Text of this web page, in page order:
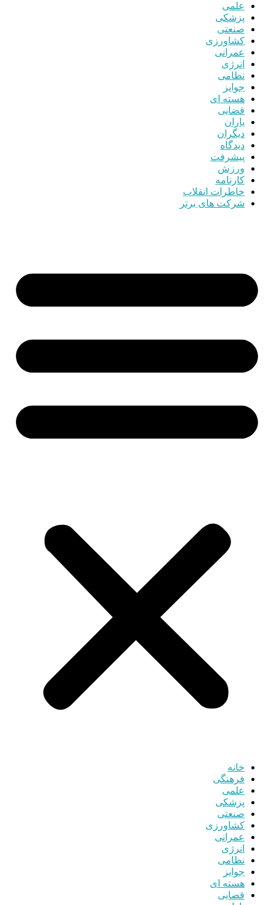
علمی
پزشکی
صنعتی
کشاورزی
عمرانی
انرژی
نظامی
جوایز
هسته ای
قضایی
یاران
دیگران
دیدگاه
پیشرفت
ورزش
کارنامه
خاطرات انقلاب
شرکت های برتر
خانه
فرهنگی
علمی
پزشکی
صنعتی
کشاورزی
عمرانی
انرژی
نظامی
جوایز
هسته ای
قضایی